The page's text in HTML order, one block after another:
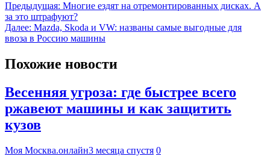
Предыдущая: Многие ездят на отремонтированных дисках. А
за это штрафуют?
Далее: Mazda, Skoda и VW: названы самые выгодные для
ввоза в Россию машины
Похожие новости
Весенняя угроза: где быстрее всего
ржавеют машины и как защитить
кузов
Моя Москва.онлайн3 месяца спустя 0